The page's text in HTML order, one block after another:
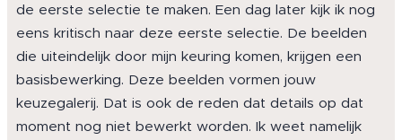
de eerste selectie te maken. Een dag later kijk ik nog
eens kritisch naar deze eerste selectie. De beelden
die uiteindelijk door mijn keuring komen, krijgen een
basisbewerking. Deze beelden vormen jouw
keuzegalerij. Dat is ook de reden dat details op dat
moment nog niet bewerkt worden. Ik weet namelijk